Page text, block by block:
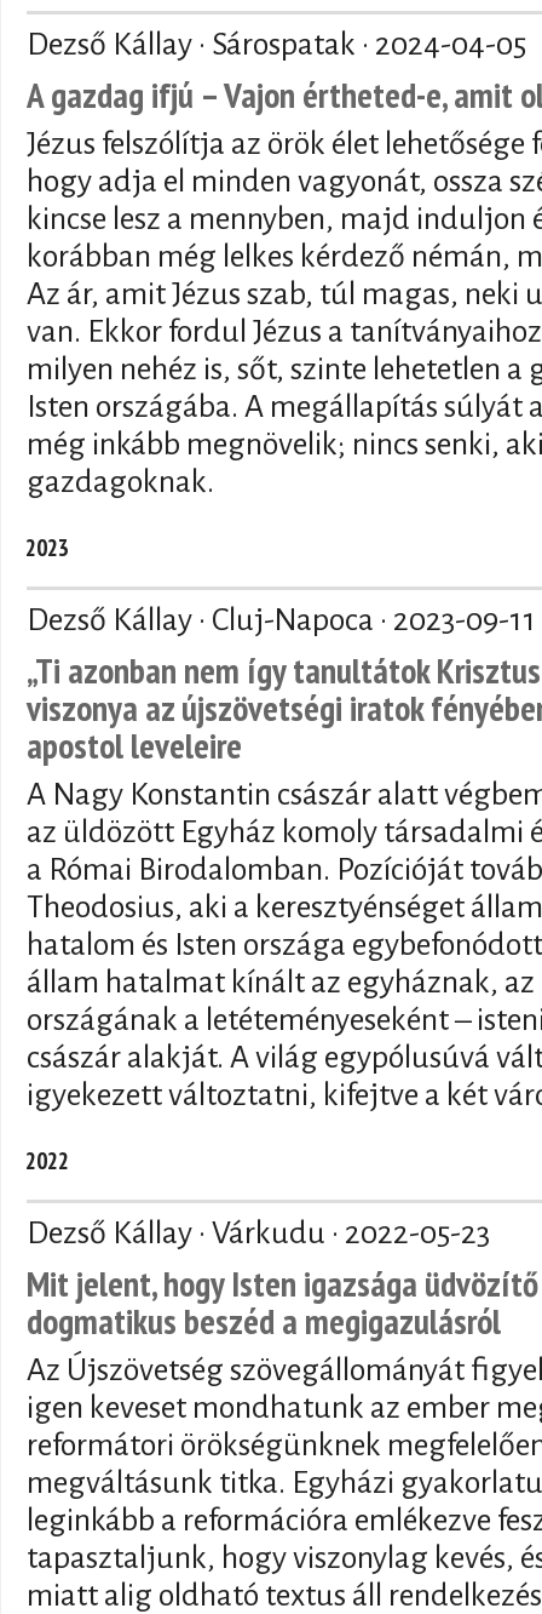
Dezső Kállay · Sárospatak · 2024-04-05
A gazdag ifjú – Vajon értheted-e, amit
Jézus felszólítja az örök élet
hogy adja el minden vagyonát, ossza
kincse lesz a mennyben, majd induljon
korábban még lelkes kérdező némán,
Az ár, amit Jézus szab, túl magas, neki
van. Ekkor fordul Jézus a
milyen nehéz is, sőt, szinte lehetetlen
Isten országába. A megállapítás súlyát
még inkább megnövelik; nincs senki,
gazdagoknak.
2023
Dezső Kállay · Cluj-Napoca · 2023-09-11
„Ti azonban nem így tanultátok
viszonya az újszövetségi iratok
apostol leveleire
A Nagy Konstantin császár alatt
az üldözött Egyház komoly társadalmi
a Római Birodalomban. Pozícióját
Theodosius, aki a keresztyénséget
hatalom és Isten országa
állam hatalmat kínált az egyháznak, az
országának a letéteményeseként –
császár alakját. A világ egypólusúvá
igyekezett változtatni, kifejtve a két
2022
Dezső Kállay · Várkudu · 2022-05-23
Mit jelent, hogy Isten igazsága
dogmatikus beszéd a megigazulásról
Az Újszövetség szövegállományát
igen keveset mondhatunk az ember
reformátori örökségünknek
megváltásunk titka. Egyházi
leginkább a reformációra emlékezve
tapasztaljunk, hogy viszonylag kevés,
miatt alig oldható textus áll